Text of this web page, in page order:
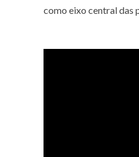
como eixo central das